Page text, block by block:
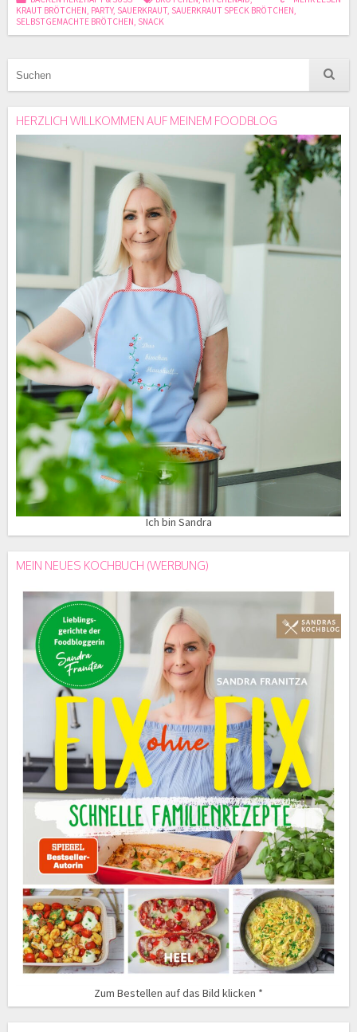
KRAUT BRÖTCHEN, PARTY, SAUERKRAUT, SAUERKRAUT SPECK BRÖTCHEN,
SELBSTGEMACHTE BRÖTCHEN, SNACK
HERZLICH WILLKOMMEN AUF MEINEM FOODBLOG
Ich bin Sandra
MEIN NEUES KOCHBUCH (WERBUNG)
Zum Bestellen auf das Bild klicken *